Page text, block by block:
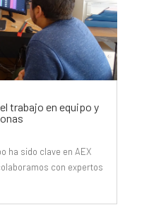
trabajo en equipo y
ha sido clave en AEX
con expertos